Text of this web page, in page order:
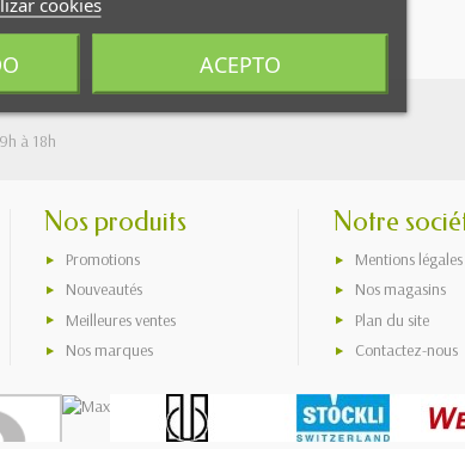
à 18h
Nos produits
Promotions
Nouveautés
Meilleures ventes
Nos marques
Notre
Mentions légales
Nos magasins
Plan du site
Contactez-nous
ACEPTO